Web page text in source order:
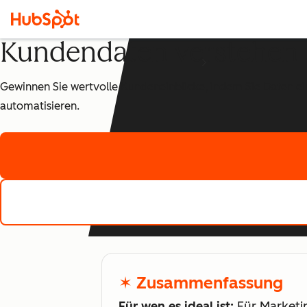
Kundendaten verstehen
Gewinnen Sie wertvolle Kundeneinblicke, indem Sie Daten
automatisieren.
✶ Zusammenfassung